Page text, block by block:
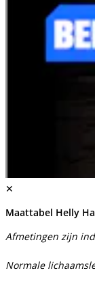
✕
Maattabel Helly
Afmetingen zijn
Normale